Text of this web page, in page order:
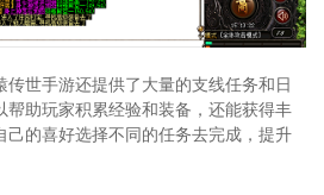
传世手游还提供了大量的支线任务和日
帮助玩家积累经验和装备，还能获得丰
己的喜好选择不同的任务去完成，提升